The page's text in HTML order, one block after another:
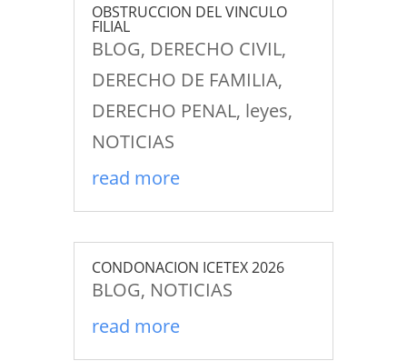
OBSTRUCCION DEL VINCULO
FILIAL
BLOG, DERECHO CIVIL,
DERECHO DE FAMILIA,
DERECHO PENAL, leyes,
NOTICIAS
read more
CONDONACION ICETEX 2026
BLOG, NOTICIAS
read more